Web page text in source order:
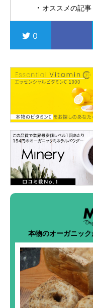
オススメの記事
0
本物のオーガニッ